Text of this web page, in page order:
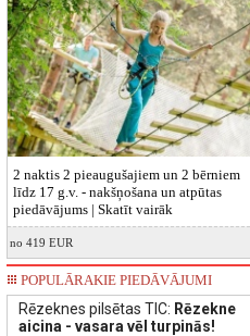
2 naktis 2 pieaugušajiem un 2 bērniem
līdz 17 g.v. - nakšņošana un atpūtas
piedāvājums | Skatīt vairāk
no 419 EUR
POPULĀRAKIE PIEDĀVĀJUMI
Rēzeknes pilsētas TIC: Rēzekne
aicina - vasara vēl turpinās!